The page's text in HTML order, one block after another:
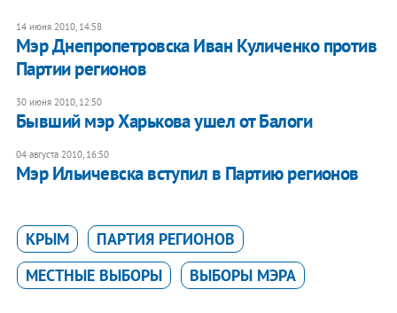
14 июня 2010, 14:58
Мэр Днепропетровска Иван Куличенко против
Партии регионов
30 июня 2010, 12:50
Бывший мэр Харькова ушел от Балоги
04 августа 2010, 16:50
Мэр Ильичевска вступил в Партию регионов
КРЫМ
ПАРТИЯ РЕГИОНОВ
МЕСТНЫЕ ВЫБОРЫ
ВЫБОРЫ МЭРА